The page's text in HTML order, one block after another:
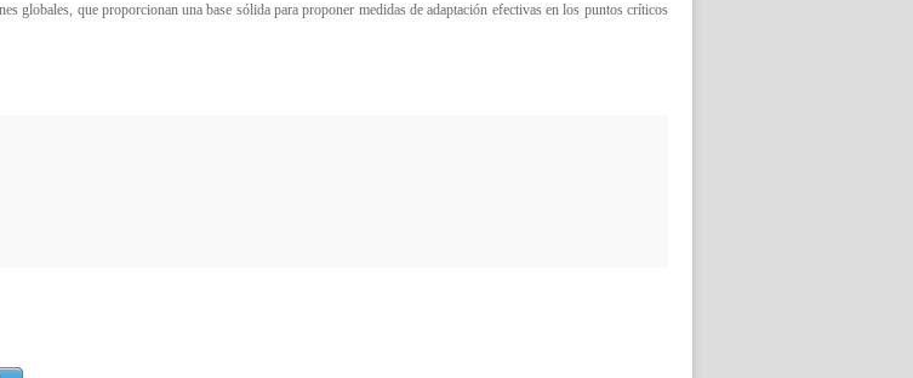
globales, que proporcionan una base sólida para proponer medidas de adaptación efectivas en los puntos críticos